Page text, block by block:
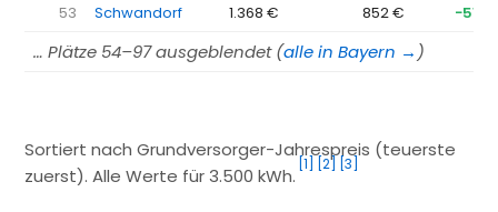
53
Schwandorf 1.368 € 852 € −516
… Plätze 54–97 ausgeblendet (alle in Bayern → )
Sortiert nach Grundversorger-Jahrespreis (teuerste
zuerst). Alle Werte für 3.500 kWh.
[1] [2] [3]